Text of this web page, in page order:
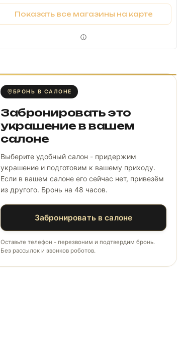
Показать все магазины на карте
БРОНЬ В САЛОНЕ
Забронировать это
украшение в вашем
салоне
Выберите удобный салон - придержим
украшение и подготовим к вашему приходу.
Если в вашем салоне его сейчас нет, привезём
из другого. Бронь на 48 часов.
Забронировать в салоне
Оставьте телефон - перезвоним и подтвердим бронь.
Без рассылок и звонков роботов.